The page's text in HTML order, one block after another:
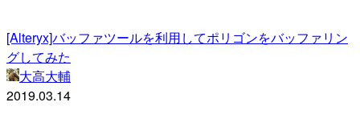
[Alteryx]バッファツールを利用してポリゴンをバッファリン
グしてみた
大高大輔
2019.03.14